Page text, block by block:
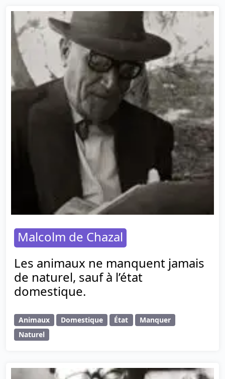
Malcolm de Chazal
Les animaux ne manquent jamais
de naturel, sauf à l’état
domestique.
Animaux Domestique État
Manquer
Naturel